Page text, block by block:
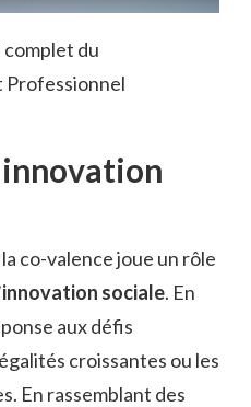
du
Professionnel
co-valence joue un rôle
innovation sociale. En
aux défis
croissantes ou les
En rassemblant des